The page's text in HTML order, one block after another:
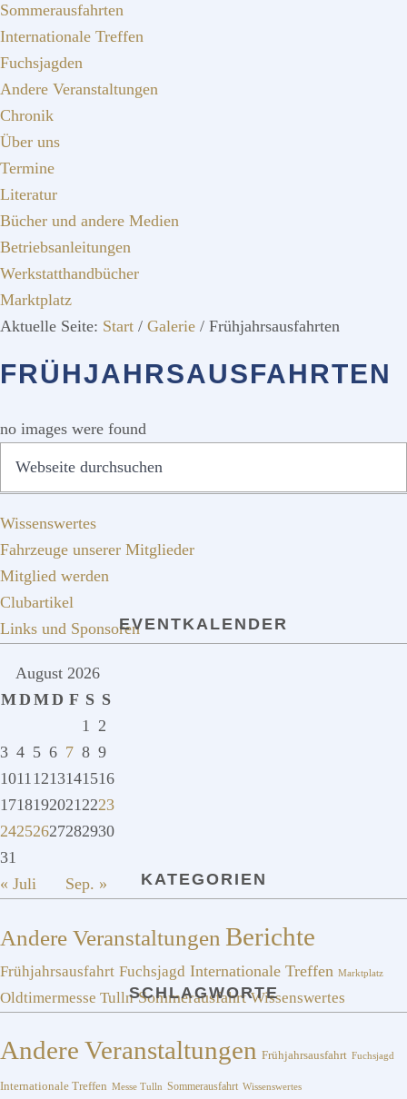
Sommerausfahrten
Internationale Treffen
Fuchsjagden
Andere Veranstaltungen
Chronik
Über uns
Termine
Literatur
Bücher und andere Medien
Betriebsanleitungen
Werkstatthandbücher
Marktplatz
Aktuelle Seite: Start / Galerie / Frühjahrsausfahrten
FRÜHJAHRSAUSFAHRTEN
no images were found
SEITENSPALTE
QUICKLINKS
Wissenswertes
Fahrzeuge unserer Mitglieder
Mitglied werden
Clubartikel
Links und SponsorenEVENTKALENDER
August 2026
MD MD F S S
1 2
3 4 5 6 7 8 9
10111213141516
17181920212223
24252627282930
31
« Juli
Sep. » KATEGORIEN
Andere Veranstaltungen Berichte
Frühjahrsausfahrt Fuchsjagd Internationale Treffen Marktplatz
Oldtimermesse Tulln Sommerausfahrt Wissenswertes
SCHLAGWORTE
Andere Veranstaltungen Frühjahrsausfahrt Fuchsjagd
Internationale Treffen Messe Tulln Sommerausfahrt Wissenswertes